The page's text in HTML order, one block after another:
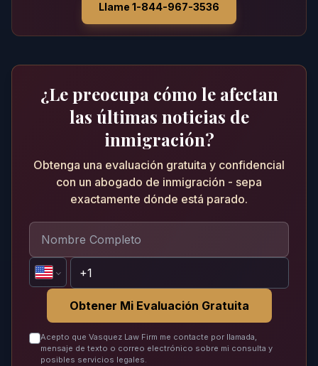
Llame 1-844-967-3536
¿Le preocupa cómo le afectan
las últimas noticias de
inmigración?
Obtenga una evaluación gratuita y confidencial
con un abogado de inmigración - sepa
exactamente dónde está parado.
Obtener Mi Evaluación Gratuita
Acepto que Vasquez Law Firm me contacte por llamada,
mensaje de texto o correo electrónico sobre mi consulta y
posibles servicios legales.